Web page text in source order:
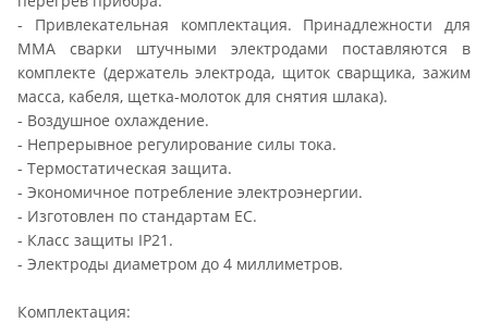
- Привлекательная комплектация. Принадлежности для
ММА сварки штучными электродами поставляются в
комплекте (держатель электрода, щиток сварщика, зажим
масса, кабеля, щетка-молоток для снятия шлака).
- Воздушное охлаждение.
- Непрерывное регулирование силы тока.
- Термостатическая защита.
- Экономичное потребление электроэнергии.
- Изготовлен по стандартам ЕС.
- Класс защиты IP21.
- Электроды диаметром до 4 миллиметров.
Комплектация: